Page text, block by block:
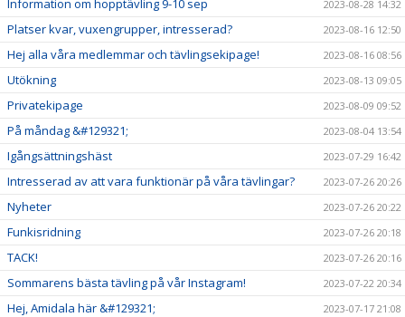
Information om hopptävling 9-10 sep 2023-08-28 14:32
Platser kvar, vuxengrupper, intresserad? 2023-08-16 12:50
Hej alla våra medlemmar och tävlingsekipage! 2023-08-16 08:56
Utökning 2023-08-13 09:05
Privatekipage 2023-08-09 09:52
På måndag &#129321; 2023-08-04 13:54
Igångsättningshäst 2023-07-29 16:42
Intresserad av att vara funktionär på våra tävlingar? 2023-07-26 20:26
Nyheter 2023-07-26 20:22
Funkisridning 2023-07-26 20:18
TACK! 2023-07-26 20:16
Sommarens bästa tävling på vår Instagram! 2023-07-22 20:34
Hej, Amidala här &#129321; 2023-07-17 21:08